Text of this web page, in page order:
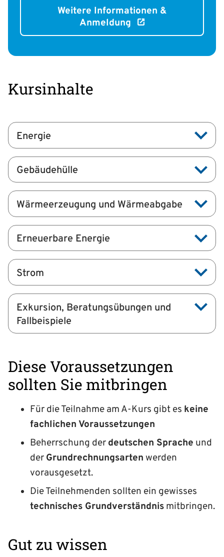
Weitere Informationen &
Anmeldung
Kursinhalte
Energie
Gebäudehülle
Wärmeerzeugung und Wärmeabgabe
Erneuerbare Energie
Strom
Exkursion, Beratungsübungen und
Fallbeispiele
Diese Voraussetzungen
sollten Sie mitbringen
Für die Teilnahme am A-Kurs gibt es keine
fachlichen Voraussetzungen
Beherrschung der deutschen Sprache und
der Grund­rechnungs­arten werden
vorausgesetzt.
Die Teilnehmenden sollten ein gewisses
technisches Grund­verständnis mitbringen.
Gut zu wissen